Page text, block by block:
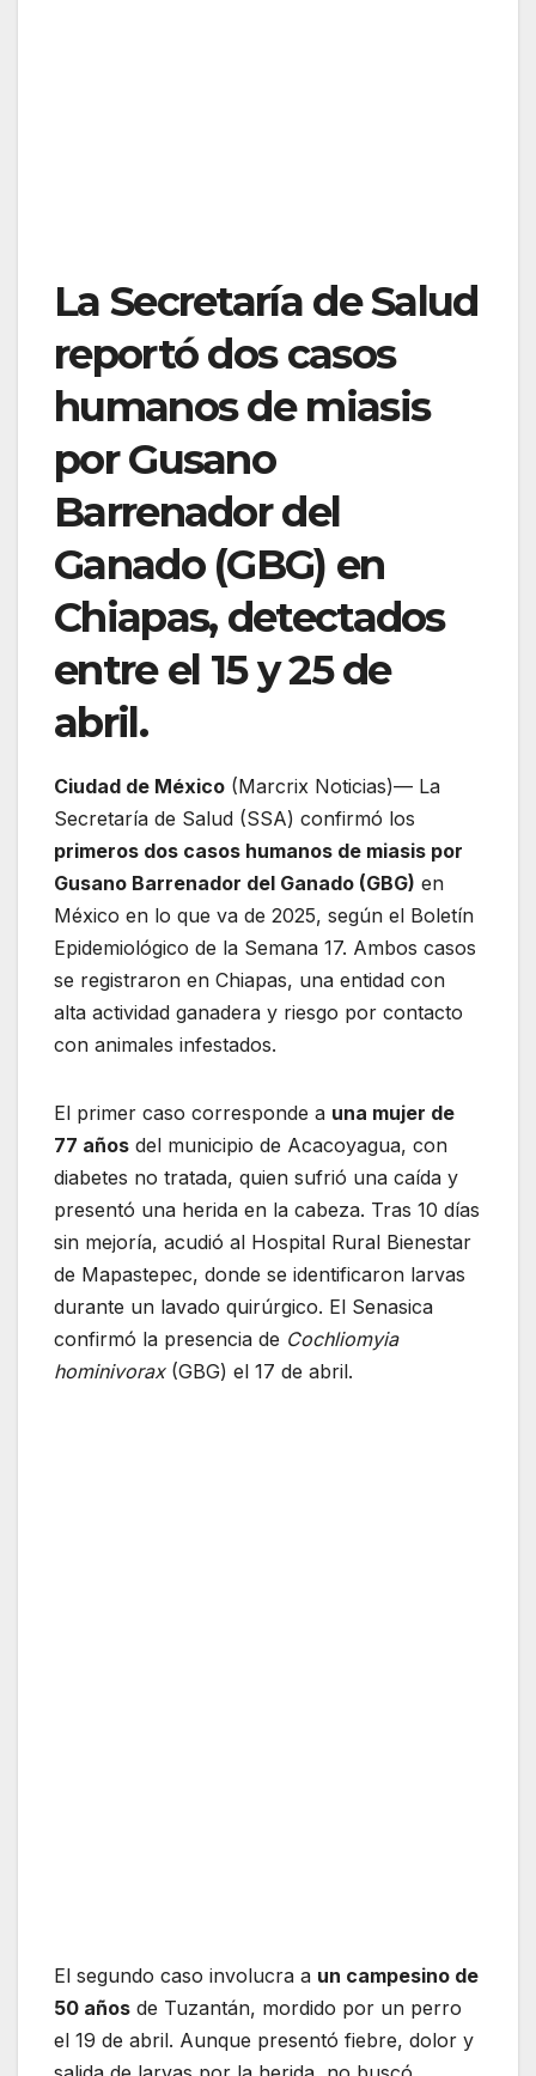
La Secretaría de Salud
reportó dos casos
humanos de miasis
por Gusano
Barrenador del
Ganado (GBG) en
Chiapas, detectados
entre el 15 y 25 de
abril.
Ciudad de México (Marcrix Noticias)— La
Secretaría de Salud (SSA) confirmó los
primeros dos casos humanos de miasis por
Gusano Barrenador del Ganado (GBG) en
México en lo que va de 2025, según el Boletín
Epidemiológico de la Semana 17. Ambos casos
se registraron en Chiapas, una entidad con
alta actividad ganadera y riesgo por contacto
con animales infestados.
El primer caso corresponde a una mujer de
77 años del municipio de Acacoyagua, con
diabetes no tratada, quien sufrió una caída y
presentó una herida en la cabeza. Tras 10 días
sin mejoría, acudió al Hospital Rural Bienestar
de Mapastepec, donde se identificaron larvas
durante un lavado quirúrgico. El Senasica
confirmó la presencia de Cochliomyia
hominivorax(GBG) el 17 de abril.
El segundo caso involucra a un campesino de
50 años de Tuzantán, mordido por un perro
el 19 de abril. Aunque presentó fiebre, dolor y